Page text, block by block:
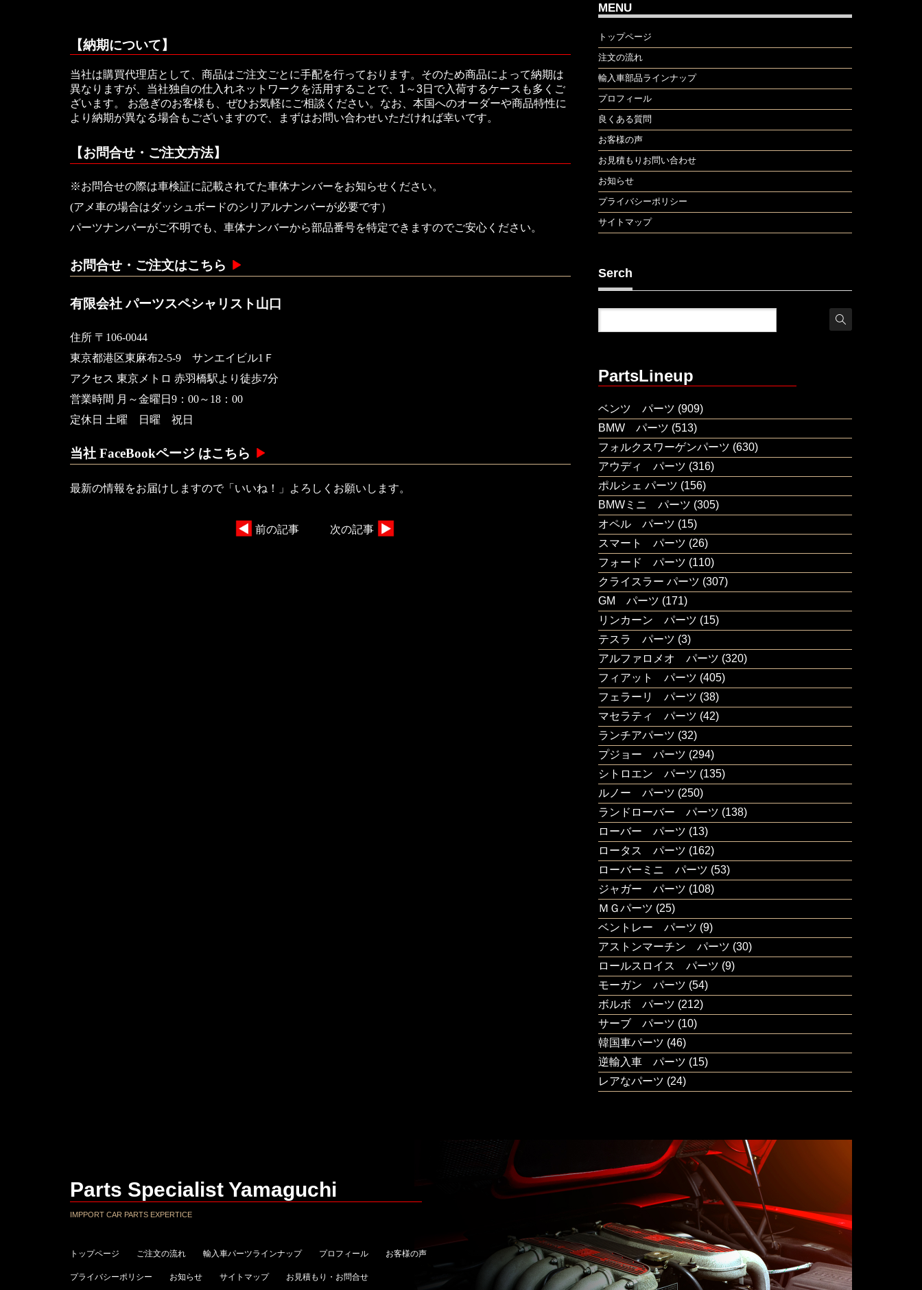
【納期について】
当社は購買代理店として、商品はご注文ごとに手配を行っております。そのため商品によって納期は
異なりますが、当社独自の仕入れネットワークを活用することで、1～3日で入荷するケースも多くご
ざいます。 お急ぎのお客様も、ぜひお気軽にご相談ください。なお、本国へのオーダーや商品特性に
より納期が異なる場合もございますので、まずはお問い合わせいただければ幸いです。
【お問合せ・ご注文方法】
※お問合せの際は車検証に記載されてた車体ナンバーをお知らせください。
(アメ車の場合はダッシュボードのシリアルナンバーが必要です）
パーツナンバーがご不明でも、車体ナンバーから部品番号を特定できますのでご安心ください。
お問合せ・ご注文はこちら
有限会社 パーツスペシャリスト山口
住所 〒106-0044
東京都港区東麻布2-5-9 サンエイビル1Ｆ
アクセス 東京メトロ 赤羽橋駅より徒歩7分
営業時間 月～金曜日9：00～18：00
定休日 土曜 日曜 祝日
当社 FaceBookページ はこちら
最新の情報をお届けしますので「いいね！」よろしくお願いします。
前の記事 次の記事
MENU
トップページ
注文の流れ
輸入車部品ラインナップ
プロフィール
良くある質問
お客様の声
お見積もりお問い合わせ
お知らせ
プライバシーポリシー
サイトマップ
Serch
PartsLineup
ベンツ パーツ (909)
BMW パーツ (513)
フォルクスワーゲンパーツ (630)
アウディ パーツ (316)
ポルシェ パーツ (156)
BMWミニ パーツ (305)
オペル パーツ (15)
スマート パーツ (26)
フォード パーツ (110)
クライスラー パーツ (307)
GM パーツ (171)
リンカーン パーツ (15)
テスラ パーツ (3)
アルファロメオ パーツ (320)
フィアット パーツ (405)
フェラーリ パーツ (38)
マセラティ パーツ (42)
ランチアパーツ (32)
プジョー パーツ (294)
シトロエン パーツ (135)
ルノー パーツ (250)
ランドローバー パーツ (138)
ローバー パーツ (13)
ロータス パーツ (162)
ローバーミニ パーツ (53)
ジャガー パーツ (108)
ＭＧパーツ (25)
ベントレー パーツ (9)
アストンマーチン パーツ (30)
ロールスロイス パーツ (9)
モーガン パーツ (54)
ボルボ パーツ (212)
サーブ パーツ (10)
韓国車パーツ (46)
逆輸入車 パーツ (15)
レアなパーツ (24)
Parts Specialist Yamaguchi
IMPPORT CAR PARTS EXPERTICE
トップページ ご注文の流れ 輸入車パーツラインナップ プロフィール お客様の声
プライバシーポリシー お知らせ サイトマップ お見積もり・お問合せ